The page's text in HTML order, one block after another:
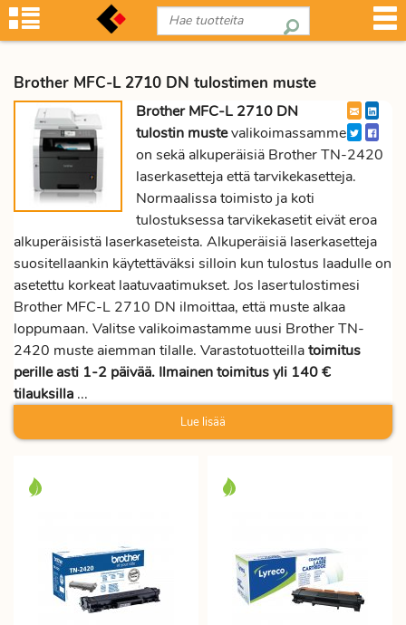
Brother MFC-L 2710 DN tulostimen muste
Brother MFC-L 2710 DN
tulostin mustevalikoimassamme
on sekä alkuperäisiä Brother TN-2420
laserkasetteja että tarvikekasetteja.
Normaalissa toimisto ja koti
tulostuksessa tarvikekasetit eivät eroa
alkuperäisistä laserkaseteista. Alkuperäisiä laserkasetteja
suositellaankin käytettäväksi silloin kun tulostus laadulle on
asetettu korkeat laatuvaatimukset. Jos lasertulostimesi
Brother MFC-L 2710 DN ilmoittaa, että muste alkaa
loppumaan. Valitse valikoimastamme uusi Brother TN-
2420 muste aiemman tilalle. Varastotuotteillatoimitus
perille asti 1-2 päivää. Ilmainen toimitus yli 140 €
tilauksilla ...
Lue lisää